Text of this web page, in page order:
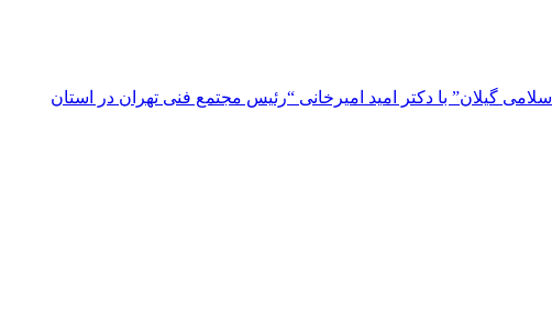
گیلان” با دکتر امید امیرخانی “رئیس مجتمع فنی تهران در استان